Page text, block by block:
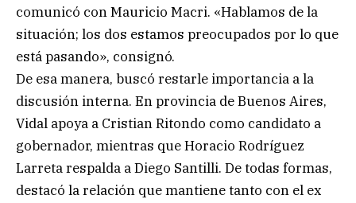
comunicó con Mauricio Macri. «Hablamos de la
situación; los dos estamos preocupados por lo que
está pasando», consignó.
De esa manera, buscó restarle importancia a la
discusión interna. En provincia de Buenos Aires,
Vidal apoya a Cristian Ritondo como candidato a
gobernador, mientras que Horacio Rodríguez
Larreta respalda a Diego Santilli. De todas formas,
destacó la relación que mantiene tanto con el ex